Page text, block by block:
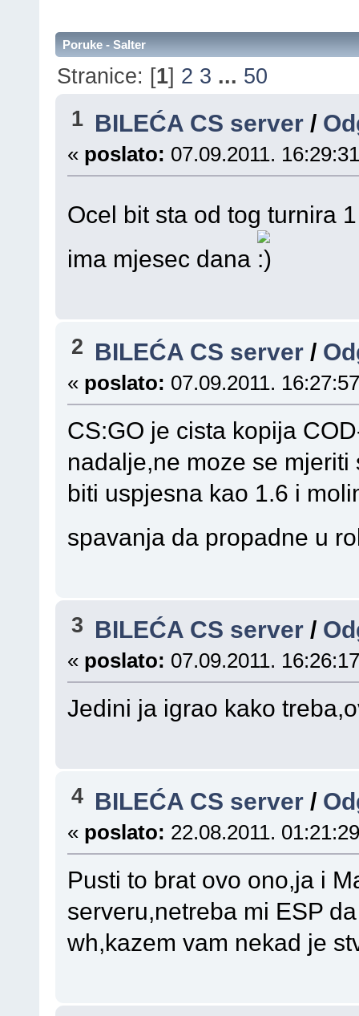
Poruke - Salter
Stranice: [1] 2 3 ... 50
1 BILEĆA CS server /
« poslato: 07.09.2011.
Ocel bit sta od tog turnira
ima mjesec dana
2 BILEĆA CS server /
« poslato: 07.09.2011.
CS:GO je cista kopija
nadalje,ne moze se
biti uspjesna kao 1.6 i
spavanja da propadne u
3 BILEĆA CS server /
« poslato: 07.09.2011.
Jedini ja igrao kako
4 BILEĆA CS server /
« poslato: 22.08.2011.
Pusti to brat ovo ono,ja i
serveru,netreba mi ESP
wh,kazem vam nekad je